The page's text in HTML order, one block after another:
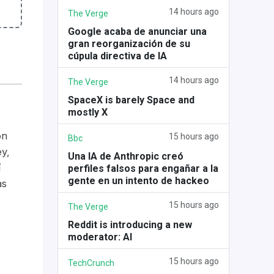
The Verge 14 hours ago
Google acaba de anunciar una
gran reorganización de su
cúpula directiva de IA
The Verge 14 hours ago
SpaceX is barely Space and
mostly X
Bbc 15 hours ago
Una IA de Anthropic creó
perfiles falsos para engañar a la
gente en un intento de hackeo
The Verge 15 hours ago
Reddit is introducing a new
moderator: AI
TechCrunch 15 hours ago